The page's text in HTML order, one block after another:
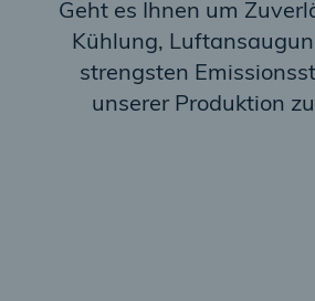
Geht es Ihnen um
Kühlung,
strengsten
unserer Produktion